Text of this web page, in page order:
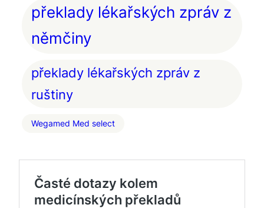
překlady lékařských zpráv z
němčiny
překlady lékařských zpráv z
ruštiny
Wegamed Med select